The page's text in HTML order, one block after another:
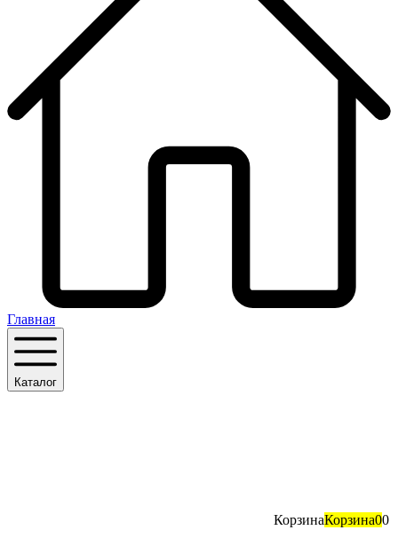
Главная
Каталог
КорзинаКорзина00